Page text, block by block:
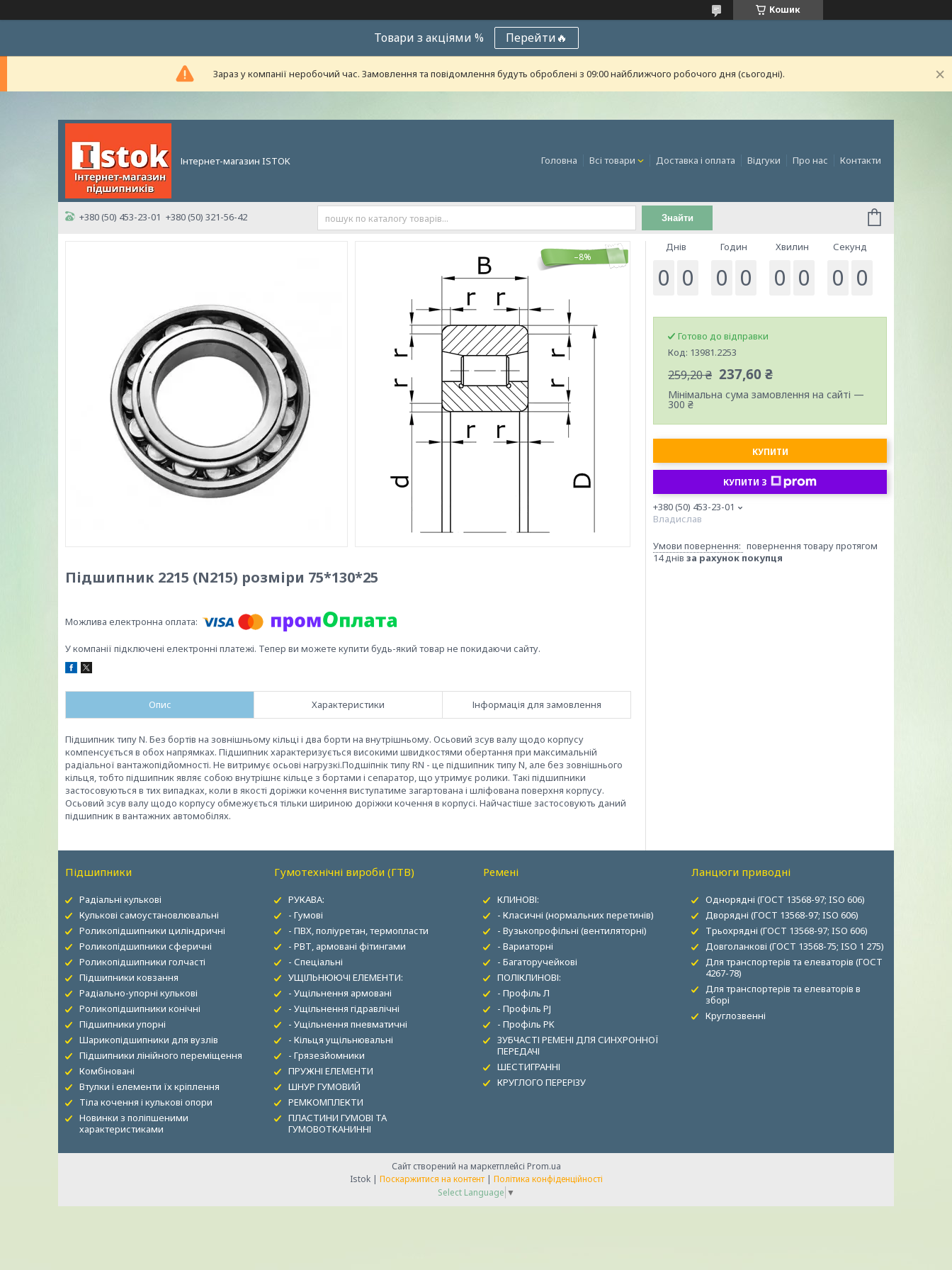
Кошик
Товари з акціями % Перейти🔥
Зараз у компанії неробочий час. Замовлення та повідомлення будуть оброблені з 09:00 найближчого робочого дня (сьогодні).
Інтернет-магазин ISTOK Головна Всі товари Доставка і оплата Відгуки Про нас Контакти
+380 (50) 453-23-01 +380 (50) 321-56-42 Знайти
–8%
Підшипник 2215 (N215) розміри 75*130*25
У компанії підключені електронні платежі. Тепер ви можете купити будь-який товар не покидаючи сайту.
Опис Характеристики Інформація для замовлення
Підшипник типу N. Без бортів на зовнішньому кільці і два борти на внутрішньому. Осьовий зсув валу щодо корпусу
компенсується в обох напрямках. Підшипник характеризується високими швидкостями обертання при максимальній
радіальної вантажопідйомності. Не витримує осьові нагрузкі.Подшіпнік типу RN - це підшипник типу N, але без зовнішнього
кільця, тобто підшипник являє собою внутрішнє кільце з бортами і сепаратор, що утримує ролики. Такі підшипники
застосовуються в тих випадках, коли в якості доріжки кочення виступатиме загартована і шліфована поверхня корпусу.
Осьовий зсув валу щодо корпусу обмежується тільки шириною доріжки кочення в корпусі. Найчастіше застосовують даний
підшипник в вантажних автомобілях.
Днів
0 0
Годин
0 0
Хвилин
0 0
Секунд
0 0
Готово до відправки
Код: 13981.2253
259,20 ₴ 237,60 ₴
Мінімальна сума замовлення на сайті —
300 ₴
КУПИТИ
КУПИТИ З
+380 (50) 453-23-01
Владислав
повернення товару протягом
14 днів за рахунок покупця
Підшипники
Радіальні кулькові
Кулькові самоустановлювальні
Роликопідшипники циліндричні
Роликопідшипники сферичні
Роликопідшипники голчасті
Підшипники ковзання
Радіально-упорні кулькові
Роликопідшипники конічні
Підшипники упорні
Шарикопідшипники для вузлів
Підшипники лінійного переміщення
Комбіновані
Втулки і елементи їх кріплення
Тіла кочення і кулькові опори
Новинки з поліпшеними
характеристиками
Гумотехнічні вироби (ГТВ)
РУКАВА:
- Гумові
- ПВХ, поліуретан, термопласти
- РВТ, армовані фітингами
- Спеціальні
УЩІЛЬНЮЮЧІ ЕЛЕМЕНТИ:
- Ущільнення армовані
- Ущільнення гідравлічні
- Ущільнення пневматичні
- Кільця ущільнювальні
- Грязезйомники
ПРУЖНІ ЕЛЕМЕНТИ
ШНУР ГУМОВИЙ
РЕМКОМПЛЕКТИ
ПЛАСТИНИ ГУМОВІ ТА
ГУМОВОТКАНИННІ
Ремені
КЛИНОВІ:
- Класичні (нормальних перетинів)
- Вузькопрофільні (вентиляторні)
- Вариаторні
- Багаторучейкові
ПОЛІКЛИНОВІ:
- Профіль Л
- Профіль PJ
- Профіль PK
ЗУБЧАСТІ РЕМЕНІ ДЛЯ СИНХРОННОЇ
ПЕРЕДАЧІ
ШЕСТИГРАННІ
КРУГЛОГО ПЕРЕРІЗУ
Ланцюги приводні
Однорядні (ГОСТ 13568-97; ISO 606)
Дворядні (ГОСТ 13568-97; ISO 606)
Трьохрядні (ГОСТ 13568-97; ISO 606)
Довголанкові (ГОСТ 13568-75; ISO 1 275)
Для транспортерів та елеваторів (ГОСТ
4267-78)
Для транспортерів та елеваторів в
зборі
Круглозвенні
Сайт створений на маркетплейсі Prom.ua
Istok | Поскаржитися на контент | Політика конфіденційності
Select Language ▼